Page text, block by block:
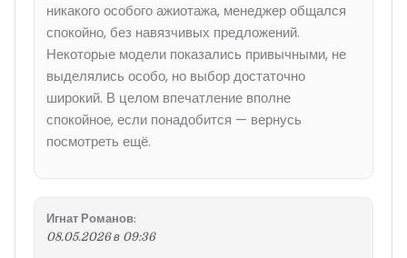
никакого особого ажиотажа, менеджер общался
спокойно, без навязчивых предложений.
Некоторые модели показались привычными, не
выделялись особо, но выбор достаточно
широкий. В целом впечатление вполне
спокойное, если понадобится — вернусь
посмотреть ещё.
Игнат Романов:
08.05.2026 в 09:36